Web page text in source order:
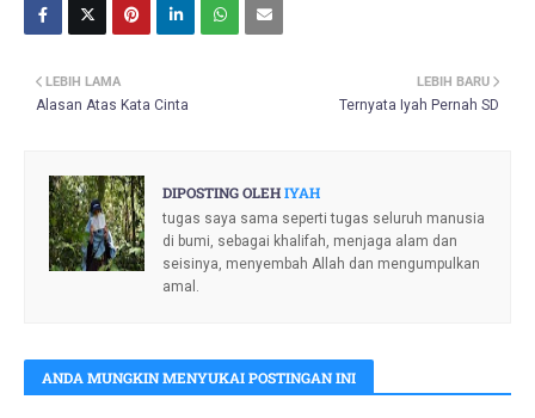
LEBIH BARU
Ternyata Iyah Pernah SD
LEBIH LAMA
Alasan Atas Kata Cinta
DIPOSTING OLEHIYAH
tugas saya sama seperti tugas seluruh manusia
di bumi, sebagai khalifah, menjaga alam dan
seisinya, menyembah Allah dan mengumpulkan
amal.
ANDA MUNGKIN MENYUKAI POSTINGAN INI